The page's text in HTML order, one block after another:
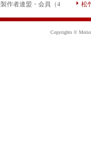
作者連盟・会員（4
松
Copyrights ©